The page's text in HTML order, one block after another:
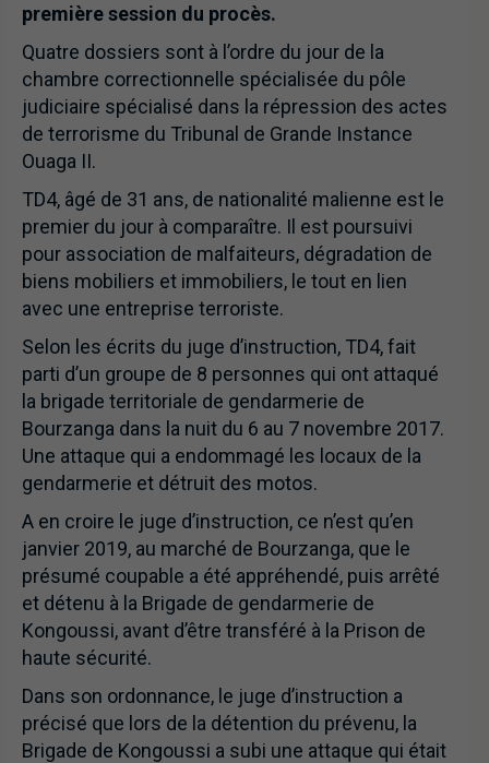
première session du procès.
Quatre dossiers sont à l’ordre du jour de la
chambre correctionnelle spécialisée du pôle
judiciaire spécialisé dans la répression des actes
de terrorisme du Tribunal de Grande Instance
Ouaga II.
TD4, âgé de 31 ans, de nationalité malienne est le
premier du jour à comparaître. Il est poursuivi
pour association de malfaiteurs, dégradation de
biens mobiliers et immobiliers, le tout en lien
avec une entreprise terroriste.
Selon les écrits du juge d’instruction, TD4, fait
parti d’un groupe de 8 personnes qui ont attaqué
la brigade territoriale de gendarmerie de
Bourzanga dans la nuit du 6 au 7 novembre 2017.
Une attaque qui a endommagé les locaux de la
gendarmerie et détruit des motos.
A en croire le juge d’instruction, ce n’est qu’en
janvier 2019, au marché de Bourzanga, que le
présumé coupable a été appréhendé, puis arrêté
et détenu à la Brigade de gendarmerie de
Kongoussi, avant d’être transféré à la Prison de
haute sécurité.
Dans son ordonnance, le juge d’instruction a
précisé que lors de la détention du prévenu, la
Brigade de Kongoussi a subi une attaque qui était